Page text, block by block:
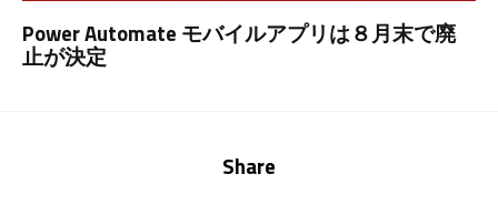
Power Automate モバイルアプリは８月末で廃
止が決定
Share